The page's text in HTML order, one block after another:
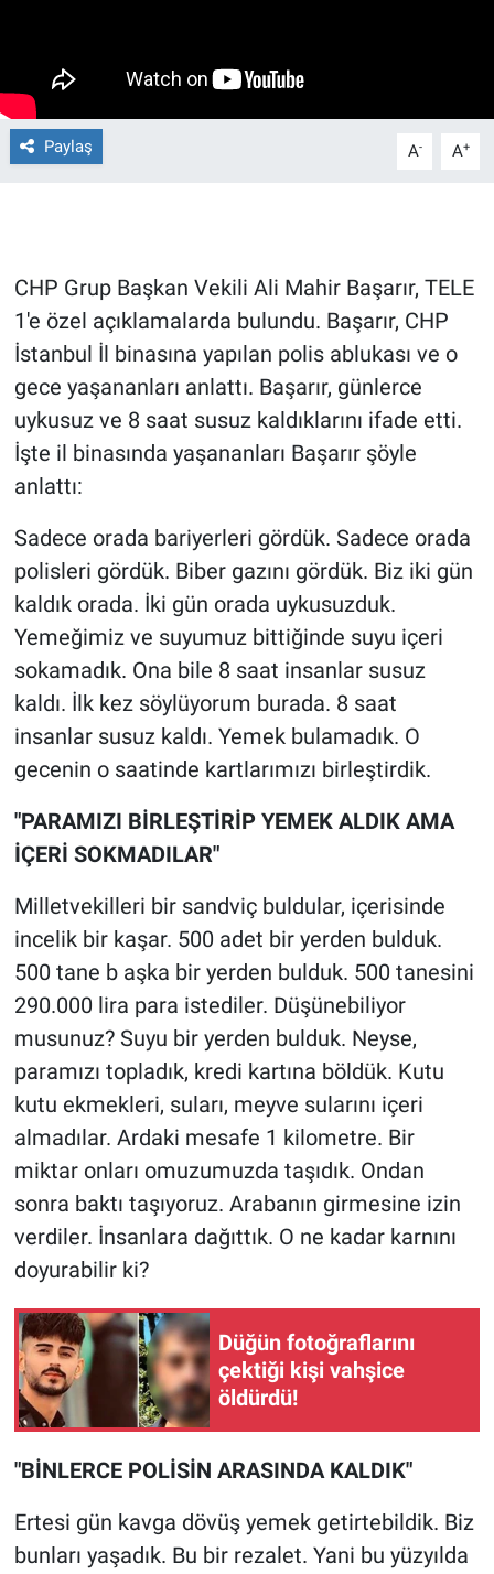
Paylaş A- A+
CHP Grup Başkan Vekili Ali Mahir Başarır, TELE
1'e özel açıklamalarda bulundu. Başarır, CHP
İstanbul İl binasına yapılan polis ablukası ve o
gece yaşananları anlattı. Başarır, günlerce
uykusuz ve 8 saat susuz kaldıklarını ifade etti.
İşte il binasında yaşananları Başarır şöyle
anlattı:
Sadece orada bariyerleri gördük. Sadece orada
polisleri gördük. Biber gazını gördük. Biz iki gün
kaldık orada. İki gün orada uykusuzduk.
Yemeğimiz ve suyumuz bittiğinde suyu içeri
sokamadık. Ona bile 8 saat insanlar susuz
kaldı. İlk kez söylüyorum burada. 8 saat
insanlar susuz kaldı. Yemek bulamadık. O
gecenin o saatinde kartlarımızı birleştirdik.
"PARAMIZI BİRLEŞTİRİP YEMEK ALDIK AMA
İÇERİ SOKMADILAR"
Milletvekilleri bir sandviç buldular, içerisinde
incelik bir kaşar. 500 adet bir yerden bulduk.
500 tane b aşka bir yerden bulduk. 500 tanesini
290.000 lira para istediler. Düşünebiliyor
musunuz? Suyu bir yerden bulduk. Neyse,
paramızı topladık, kredi kartına böldük. Kutu
kutu ekmekleri, suları, meyve sularını içeri
almadılar. Ardaki mesafe 1 kilometre. Bir
miktar onları omuzumuzda taşıdık. Ondan
sonra baktı taşıyoruz. Arabanın girmesine izin
verdiler. İnsanlara dağıttık. O ne kadar karnını
doyurabilir ki?
Düğün fotoğraflarını
çektiği kişi vahşice
öldürdü!
"BİNLERCE POLİSİN ARASINDA KALDIK"
Ertesi gün kavga dövüş yemek getirtebildik. Biz
bunları yaşadık. Bu bir rezalet. Yani bu yüzyılda
Gün Bitiyor
Gündem Özel
Günün görüntüsü
Haber
İlan
Kimdir
Kültür Sanat
Ne demişti
Nedir
Popüler
Programlar
Sağlık
Spor
Teknoloji
Türkiye'nin Geleceği
Türkiye'nin Gündemi
Yerel Gündem
Yerel Yaşam